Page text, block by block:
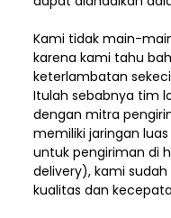
Kami tidak main-
karena kami tahu
keterlambatan
Itulah sebabnya tim
dengan mitra
memiliki jaringan
untuk pengiriman di
delivery), kami
kualitas dan